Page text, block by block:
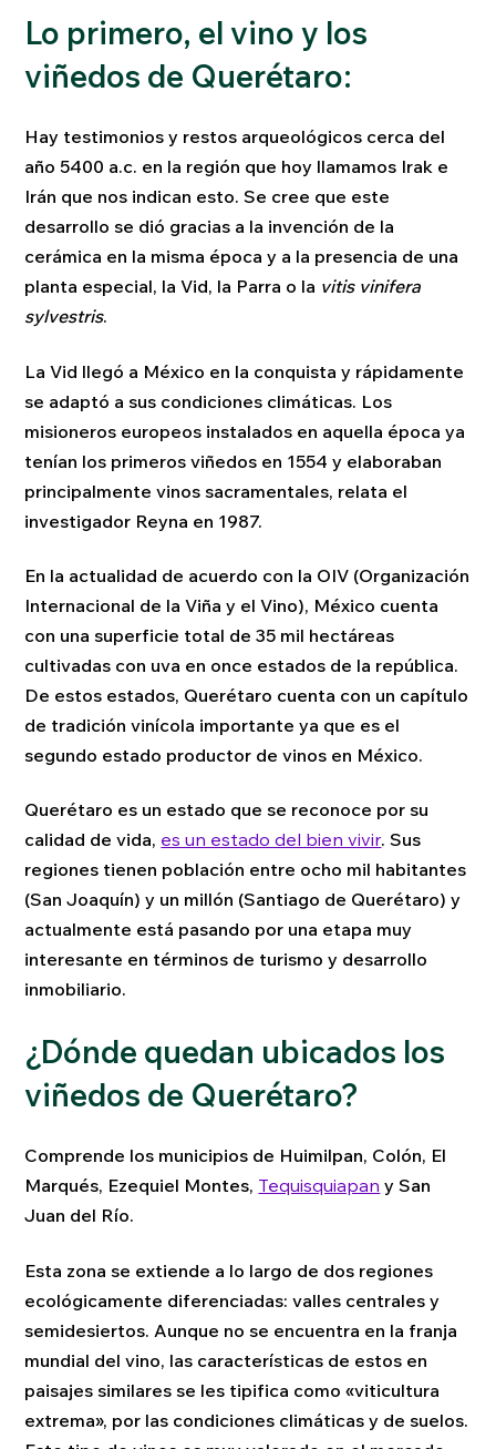
Lo primero, el vino y los
viñedos de Querétaro:
Hay testimonios y restos arqueológicos cerca del
año 5400 a.c. en la región que hoy llamamos Irak e
Irán que nos indican esto. Se cree que este
desarrollo se dió gracias a la invención de la
cerámica en la misma época y a la presencia de una
planta especial, la Vid, la Parra o la vitis vinifera
sylvestris.
La Vid llegó a México en la conquista y rápidamente
se adaptó a sus condiciones climáticas. Los
misioneros europeos instalados en aquella época ya
tenían los primeros viñedos en 1554 y elaboraban
principalmente vinos sacramentales, relata el
investigador Reyna en 1987.
En la actualidad de acuerdo con la OIV (Organización
Internacional de la Viña y el Vino), México cuenta
con una superficie total de 35 mil hectáreas
cultivadas con uva en once estados de la república.
De estos estados, Querétaro cuenta con un capítulo
de tradición vinícola importante ya que es el
segundo estado productor de vinos en México.
Querétaro es un estado que se reconoce por su
calidad de vida, es un estado del bien vivir. Sus
regiones tienen población entre ocho mil habitantes
(San Joaquín) y un millón (Santiago de Querétaro) y
actualmente está pasando por una etapa muy
interesante en términos de turismo y desarrollo
inmobiliario.
¿Dónde quedan ubicados los
viñedos de Querétaro?
Comprende los municipios de Huimilpan, Colón, El
Marqués, Ezequiel Montes, Tequisquiapan y San
Juan del Río.
Esta zona se extiende a lo largo de dos regiones
ecológicamente diferenciadas: valles centrales y
semidesiertos. Aunque no se encuentra en la franja
mundial del vino, las características de estos en
paisajes similares se les tipifica como «viticultura
extrema», por las condiciones climáticas y de suelos.